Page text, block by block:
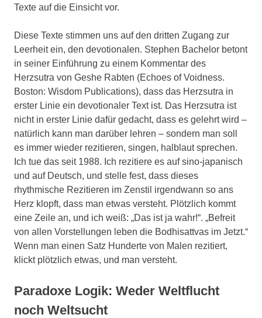
Texte auf die Einsicht vor.
Diese Texte stimmen uns auf den dritten Zugang zur
Leerheit ein, den devotionalen. Stephen Bachelor betont
in seiner Einführung zu einem Kommentar des
Herzsutra von Geshe Rabten (Echoes of Voidness.
Boston: Wisdom Publications), dass das Herzsutra in
erster Linie ein devotionaler Text ist. Das Herzsutra ist
nicht in erster Linie dafür gedacht, dass es gelehrt wird –
natürlich kann man darüber lehren – sondern man soll
es immer wieder rezitieren, singen, halblaut sprechen.
Ich tue das seit 1988. Ich rezitiere es auf sino-japanisch
und auf Deutsch, und stelle fest, dass dieses
rhythmische Rezitieren im Zenstil irgendwann so ans
Herz klopft, dass man etwas versteht. Plötzlich kommt
eine Zeile an, und ich weiß: „Das ist ja wahr!“. „Befreit
von allen Vorstellungen leben die Bodhisattvas im Jetzt.“
Wenn man einen Satz Hunderte von Malen rezitiert,
klickt plötzlich etwas, und man versteht.
Paradoxe Logik: Weder Weltflucht
noch Weltsucht